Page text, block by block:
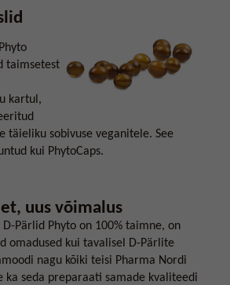
taimsetest
kartul,
täieliku sobivuse veganitele. See
kui PhytoCaps.
uus võimalus
D-Pärlid Phyto on 100% taimne, on
omadused kui tavalisel D-Pärlite
nagu kõiki teisi Pharma Nordi
ka seda preparaati samade kvaliteedi